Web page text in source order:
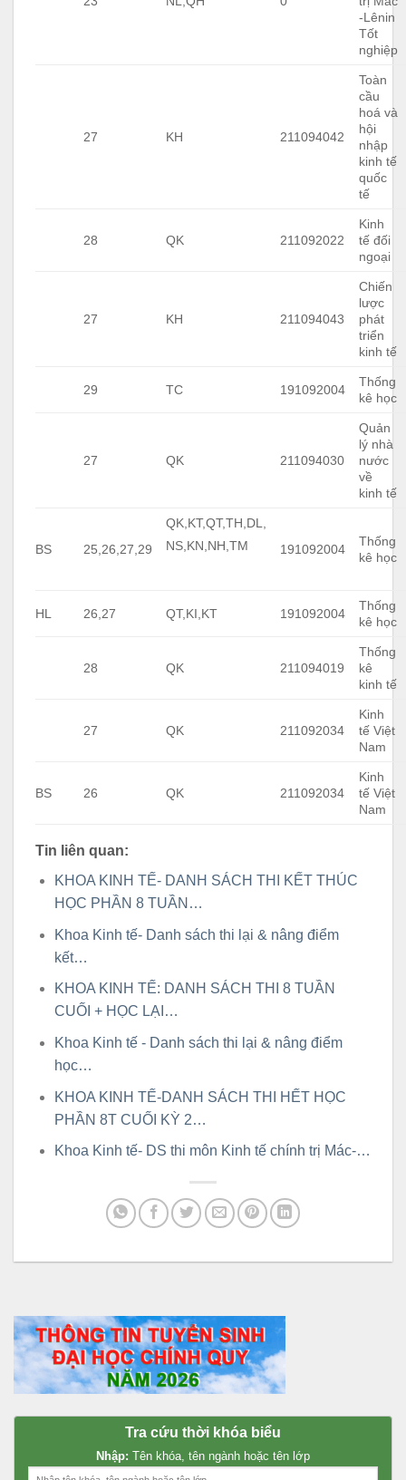
-Lênin
Tốt
nghiệp
27 KH 211094042
Toàn
cầu
hoá và
hội
nhập
kinh tế
quốc
tế
28 QK 211092022
Kinh
tế đối
ngoại
27 KH 211094043
Chiến
lược
phát
triển
kinh tế
29 TC 191092004
Thống
kê học
27 QK 211094030
Quản
lý nhà
nước
về
kinh tế
BS 25,26,27,29
QK,KT,QT,TH,DL,
NS,KN,NH,TM
191092004
Thống
kê học
HL 26,27 QT,KI,KT 191092004
Thống
kê học
28 QK 211094019
Thống
kê
kinh tế
27 QK 211092034
Kinh
tế Việt
Nam
BS 26 QK 211092034
Kinh
tế Việt
Nam
Tin liên quan:
KHOA KINH TẾ- DANH SÁCH THI KẾT THÚC
HỌC PHẦN 8 TUẦN…
Khoa Kinh tế- Danh sách thi lại & nâng điểm
kết…
KHOA KINH TẾ: DANH SÁCH THI 8 TUẦN
CUỐI + HỌC LẠI…
Khoa Kinh tế - Danh sách thi lại & nâng điểm
học…
KHOA KINH TẾ-DANH SÁCH THI HẾT HỌC
PHẦN 8T CUỐI KỲ 2…
Khoa Kinh tế- DS thi môn Kinh tế chính trị Mác-…
Tra cứu thời khóa biểu
Nhập: Tên khóa, tên ngành hoặc tên lớp